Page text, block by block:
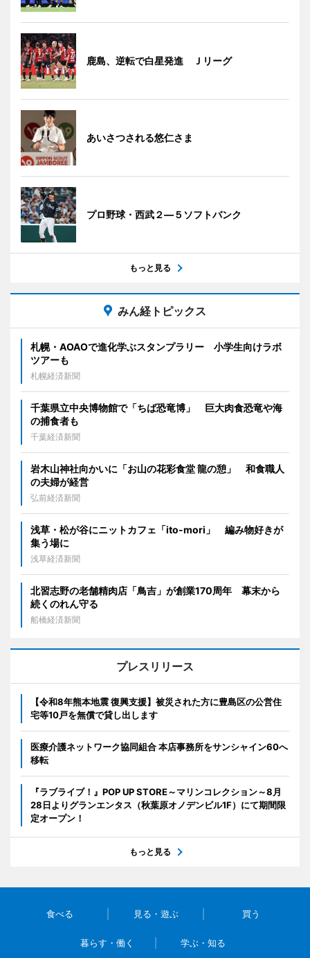
鹿島、逆転で白星発進 Ｊリーグ
あいさつされる悠仁さま
プロ野球・西武２―５ソフトバンク
もっと見る
みん経トピックス
札幌・AOAOで進化学ぶスタンプラリー 小学生向けラボ
ツアーも
札幌経済新聞
千葉県立中央博物館で「ちば恐竜博」 巨大肉食恐竜や海
の捕食者も
千葉経済新聞
岩木山神社向かいに「お山の花彩食堂 龍の憩」 和食職人
の夫婦が経営
弘前経済新聞
浅草・松が谷にニットカフェ「ito-mori」 編み物好きが
集う場に
浅草経済新聞
北習志野の老舗精肉店「鳥吉」が創業170周年 幕末から
続くのれん守る
船橋経済新聞
プレスリリース
【令和8年熊本地震 復興支援】被災された方に豊島区の公営住
宅等10戸を無償で貸し出します
医療介護ネットワーク協同組合 本店事務所をサンシャイン60へ
移転
『ラブライブ！』POP UP STORE～マリンコレクション～8月
28日よりグランエンタス（秋葉原オノデンビル1F）にて期間限
定オープン！
もっと見る
食べる 見る・遊ぶ 買う
暮らす・働く 学ぶ・知る